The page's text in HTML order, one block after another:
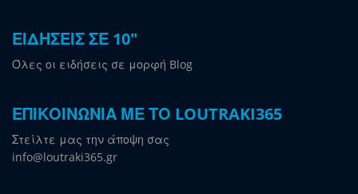
ΕΙΔΗΣΕΙΣ ΣΕ 10"
Όλες οι ειδήσεις σε μορφή Blog
ΕΠΙΚΟΙΝΩΝΙΑ ΜΕ ΤΟ LOUTRAKI365
Στείλτε μας την άποψη σας
info@loutraki365.gr